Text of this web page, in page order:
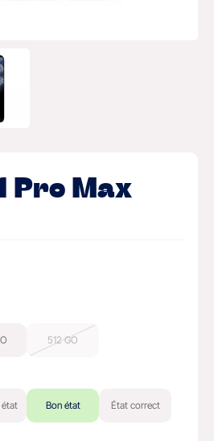
Pro Max
512 GO
état Bon état État correct